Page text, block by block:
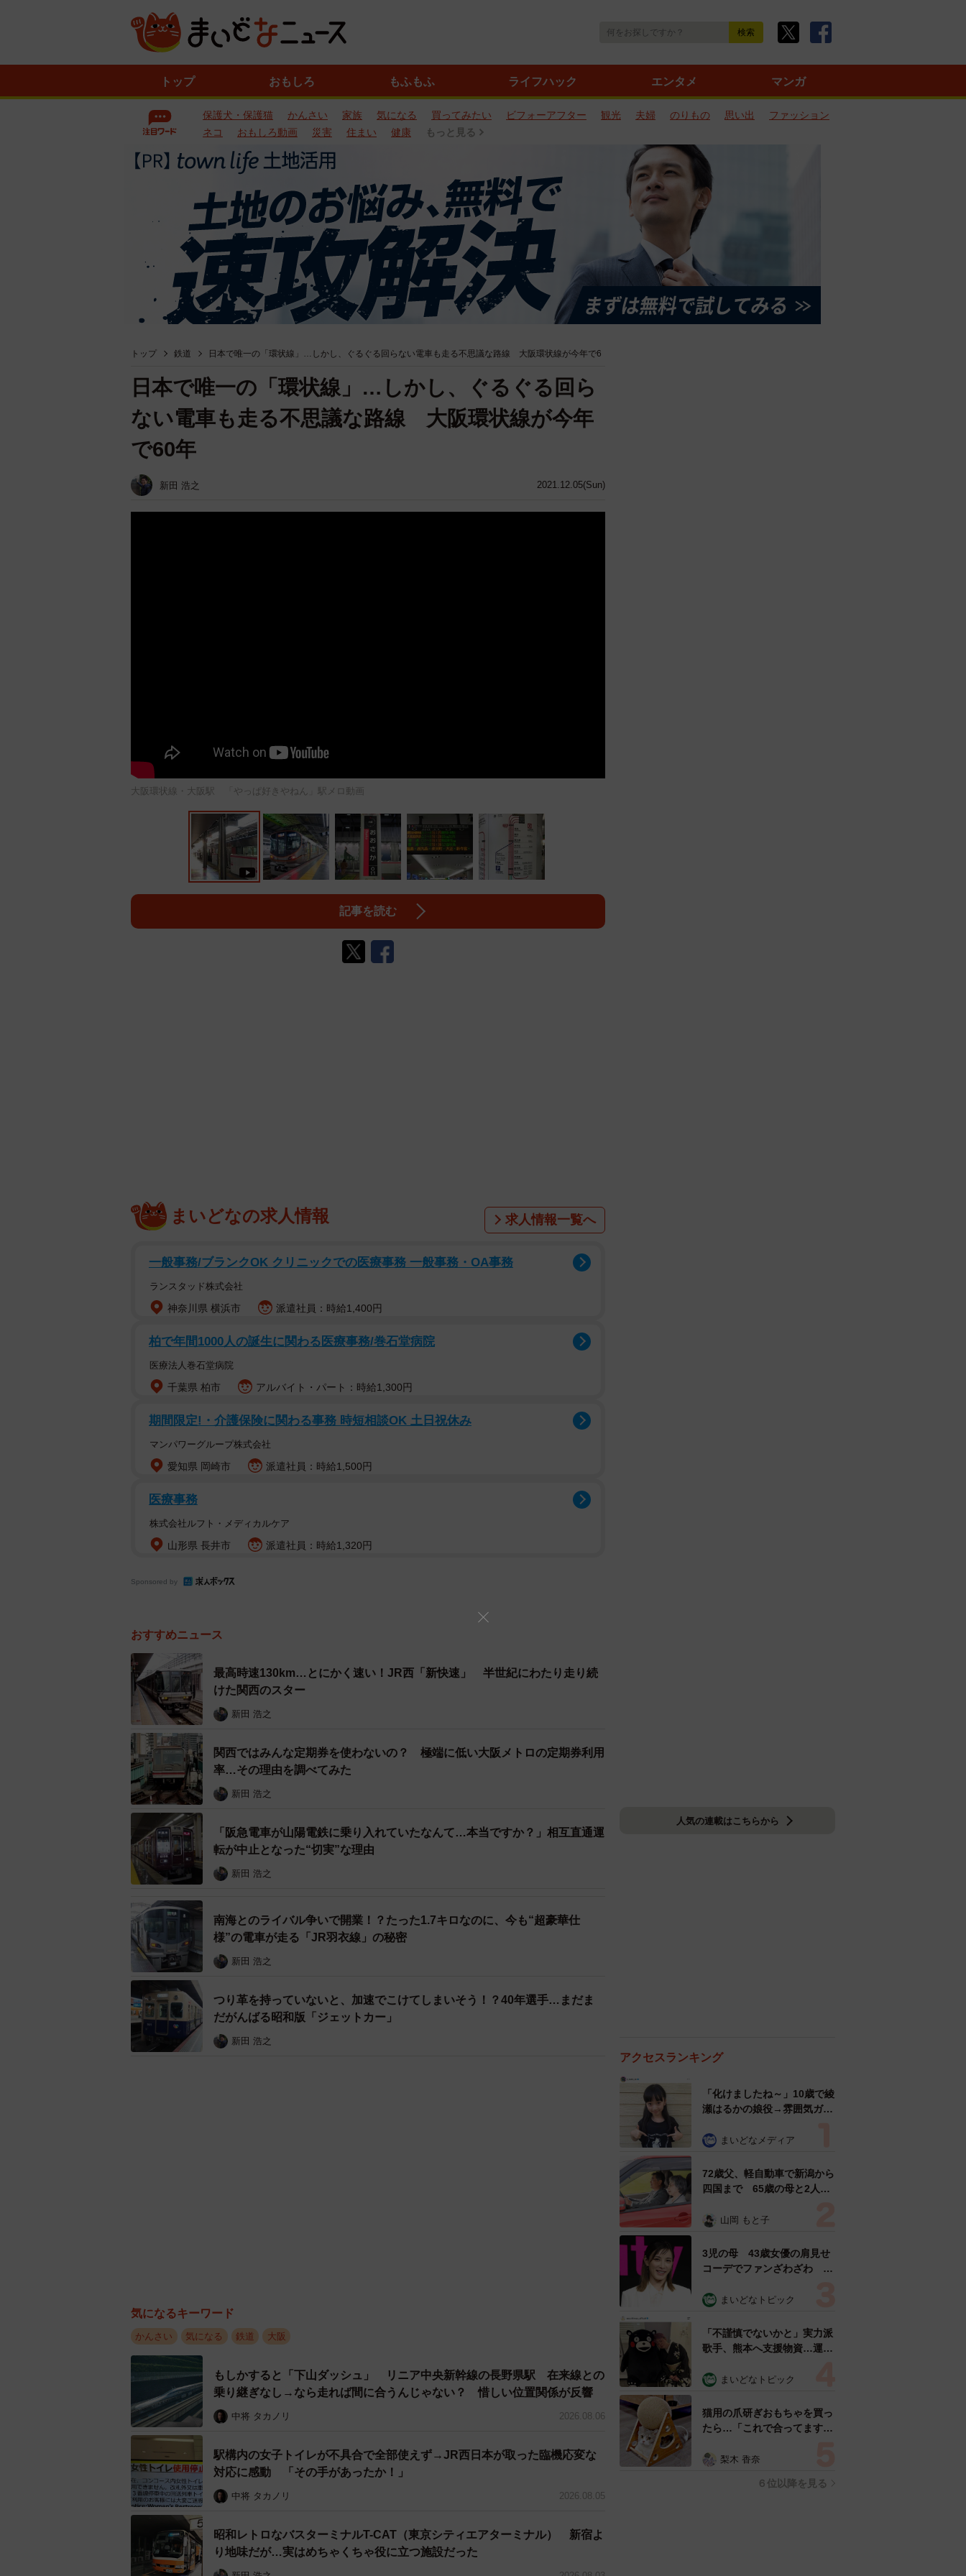
トップ おもしろ もふもふ ライフハック エンタメ マンガ
保護犬・保護猫 かんさい 家族 気になる 買ってみたい ビフォーアフター 観光 夫婦 のりもの 思い出
ファッション
ネコ
おもしろ動画 災害 住まい 健康 もっと見る
トップ 鉄道 日本で唯一の「環状線」…しかし、ぐるぐる回らない電車も走る不思議な路線 大阪環状線が今年で6
2021.12.05(Sun)
日本で唯一の「環状線」…しかし、ぐるぐる回ら
ない電車も走る不思議な路線 大阪環状線が今年
で60年
新田 浩之
大阪環状線・大阪駅 「やっぱ好きやねん」駅メロ動画
記事を読む
まいどなの求人情報 求人情報一覧へ
一般事務/ブランクOK クリニックでの医療事務 一般事務・OA事務
ランスタッド株式会社
神奈川県 横浜市 派遣社員：時給1,400円
柏で年間1000⼈の誕⽣に関わる医療事務/巻⽯堂病院
医療法人巻石堂病院
千葉県 柏市 アルバイト・パート：時給1,300円
期間限定!・介護保険に関わる事務 時短相談OK 土日祝休み
マンパワーグループ株式会社
愛知県 岡崎市 派遣社員：時給1,500円
医療事務
株式会社ルフト・メディカルケア
山形県 長井市 派遣社員：時給1,320円
Sponsored by
おすすめニュース
最高時速130km…とにかく速い！JR西「新快速」 半世紀にわたり走り続
けた関西のスター
新田 浩之
関西ではみんな定期券を使わないの？ 極端に低い大阪メトロの定期券利用
率…その理由を調べてみた
新田 浩之
「阪急電車が山陽電鉄に乗り入れていたなんて…本当ですか？」相互直通運
転が中止となった“切実”な理由
新田 浩之
南海とのライバル争いで開業！？たった1.7キロなのに、今も“超豪華仕
様”の電車が走る「JR羽衣線」の秘密
新田 浩之
つり革を持っていないと、加速でこけてしまいそう！？40年選手…まだま
だがんばる昭和版「ジェットカー」
新田 浩之
気になるキーワード
かんさい 気になる 鉄道 大阪
もしかすると「下山ダッシュ」 リニア中央新幹線の長野県駅 在来線との
乗り継ぎなし→なら走れば間に合うんじゃない？ 惜しい位置関係が反響
中将 タカノリ 2026.08.06
駅構内の女子トイレが不具合で全部使えず→JR西日本が取った臨機応変な
対応に感動 「その手があったか！」
中将 タカノリ 2026.08.05
昭和レトロなバスターミナルT-CAT（東京シティエアターミナル） 新宿よ
り地味だが…実はめちゃくちゃ役に立つ施設だった
人気の連載はこちらから
アクセスランキング
「化けましたね～」10歳で綾
瀬はるかの娘役→雰囲気ガラ
雰囲気が」「宝塚に入れそ
まいどなメディア
72歳父、軽自動車で新潟から
四国まで 65歳の母と2人で
憩まで分刻み… 「大学生で
山岡 もと子
3児の母 43歳女優の肩見せ
コーデでファンざわざわ
見」「むっかしからずっと可
まいどなトピック
「不謹慎でないかと」実力派
歌手、熊本へ支援物資…運搬
めらい 「痛いほど伝わる」
まいどなトピック
猫用の爪研ぎおもちゃを買っ
たら…「これで合ってます
響 「100点満点」「かわい
梨木 香奈
６位以降を見る